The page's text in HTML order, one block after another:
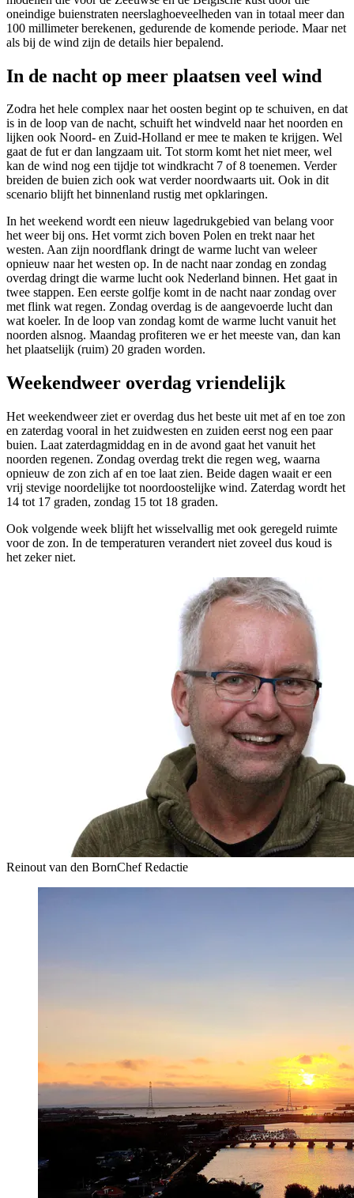
oneindige buienstraten neerslaghoeveelheden van in totaal meer dan
100 millimeter berekenen, gedurende de komende periode. Maar net
als bij de wind zijn de details hier bepalend.
In de nacht op meer plaatsen veel wind
Zodra het hele complex naar het oosten begint op te schuiven, en dat
is in de loop van de nacht, schuift het windveld naar het noorden en
lijken ook Noord- en Zuid-Holland er mee te maken te krijgen. Wel
gaat de fut er dan langzaam uit. Tot storm komt het niet meer, wel
kan de wind nog een tijdje tot windkracht 7 of 8 toenemen. Verder
breiden de buien zich ook wat verder noordwaarts uit. Ook in dit
scenario blijft het binnenland rustig met opklaringen.
In het weekend wordt een nieuw lagedrukgebied van belang voor
het weer bij ons. Het vormt zich boven Polen en trekt naar het
westen. Aan zijn noordflank dringt de warme lucht van weleer
opnieuw naar het westen op. In de nacht naar zondag en zondag
overdag dringt die warme lucht ook Nederland binnen. Het gaat in
twee stappen. Een eerste golfje komt in de nacht naar zondag over
met flink wat regen. Zondag overdag is de aangevoerde lucht dan
wat koeler. In de loop van zondag komt de warme lucht vanuit het
noorden alsnog. Maandag profiteren we er het meeste van, dan kan
het plaatselijk (ruim) 20 graden worden.
Weekendweer overdag vriendelijk
Het weekendweer ziet er overdag dus het beste uit met af en toe zon
en zaterdag vooral in het zuidwesten en zuiden eerst nog een paar
buien. Laat zaterdagmiddag en in de avond gaat het vanuit het
noorden regenen. Zondag overdag trekt die regen weg, waarna
opnieuw de zon zich af en toe laat zien. Beide dagen waait er een
vrij stevige noordelijke tot noordoostelijke wind. Zaterdag wordt het
14 tot 17 graden, zondag 15 tot 18 graden.
Ook volgende week blijft het wisselvallig met ook geregeld ruimte
voor de zon. In de temperaturen verandert niet zoveel dus koud is
het zeker niet.
Reinout van den BornChef Redactie